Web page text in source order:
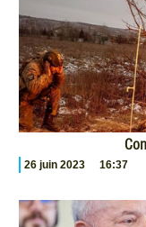
26 juin 2023 16:37